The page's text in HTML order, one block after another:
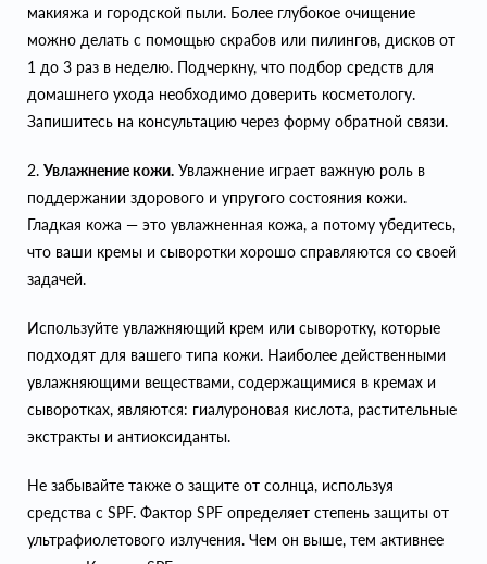
макияжа и городской пыли. Более глубокое очищение
можно делать с помощью скрабов или пилингов, дисков от
1 до 3 раз в неделю. Подчеркну, что подбор средств для
домашнего ухода необходимо доверить косметологу.
Запишитесь на консультацию через форму обратной связи.
2. Увлажнение кожи. Увлажнение играет важную роль в
поддержании здорового и упругого состояния кожи.
Гладкая кожа — это увлажненная кожа, а потому убедитесь,
что ваши кремы и сыворотки хорошо справляются со своей
задачей.
Используйте увлажняющий крем или сыворотку, которые
подходят для вашего типа кожи. Наиболее действенными
увлажняющими веществами, содержащимися в кремах и
сыворотках, являются: гиалуроновая кислота, растительные
экстракты и антиоксиданты.
Не забывайте также о защите от солнца, используя
средства с SPF. Фактор SPF определяет степень защиты от
ультрафиолетового излучения. Чем он выше, тем активнее